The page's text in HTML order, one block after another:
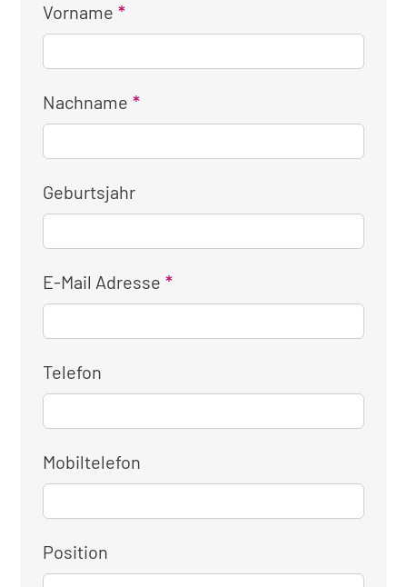
Vorname
Nachname
Geburtsjahr
E-Mail Adresse
Telefon
Mobiltelefon
Position